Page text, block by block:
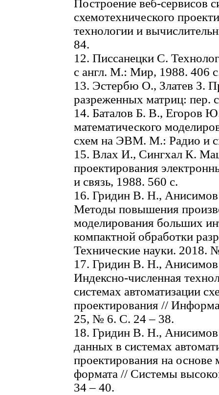
Построение веб-сервисов
схемотехнического
технологии и
84.
12. Писсанецки C.
с англ. М.: Мир, 1988. 406
13. Эстербю О., Златев З.
разреженных матриц: пер.
14. Баталов Б. В., Егоров
математического
схем на ЭВМ. М.: Радио и
15. Влах И., Сингхал К.
проектирования
и связь, 1988. 560 с.
16. Гридин В. Н.,
Методы повышения
моделирования больших
компактной обработки
Технические науки. 2018.
17. Гридин В. Н.,
Индексно-численная
системах автоматизации
проектирования //
25, № 6. С. 24 – 38.
18. Гридин В. Н.,
данных в системах
проектирования на основе
формата // Системы
34 – 40.